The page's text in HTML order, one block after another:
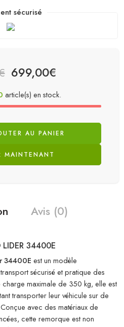
sécurisé
699,00€
article(s) en stock.
AU PANIER
MAINTENANT
Avis (0)
LIDER 34400E
34400E est un modèle
sécurisé et pratique des
maximale de 350 kg, elle est
transporter leur véhicule sur de
avec des matériaux de
cette remorque est non